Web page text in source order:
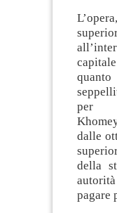
per
dalle
della
pagare